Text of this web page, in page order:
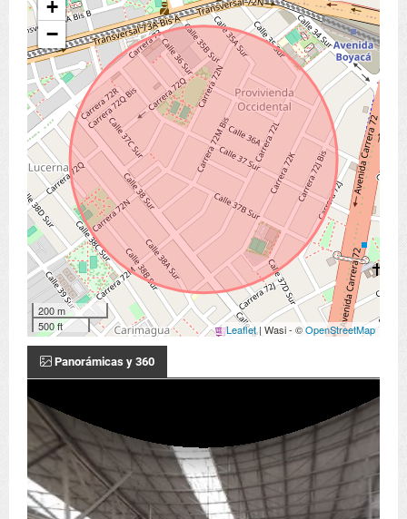
+
−
200 m
500 ft
Leaflet| Wasi - ©OpenStreetMap
Panorámicas y 360